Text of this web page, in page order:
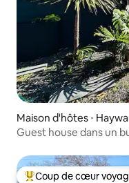
Maison d'hôtes ⋅
Guest house dans un
Coup de cœur